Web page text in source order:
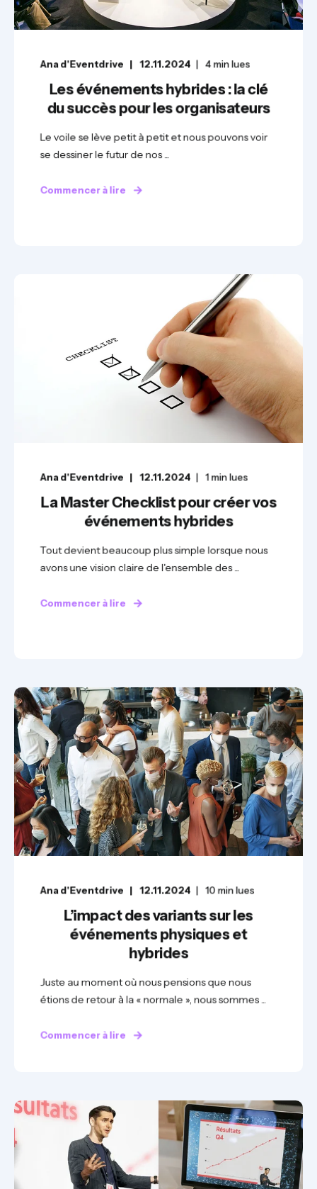
Ana d'Eventdrive 12.11.2024 4min lues
Les événements hybrides : la clé
du succès pour les organisateurs
Le voile se lève petit à petit et nous pouvons voir
se dessiner le futur de nos ...
Commencer à lire
Ana d'Eventdrive 12.11.2024 1min lues
La Master Checklist pour créer vos
événements hybrides
Tout devient beaucoup plus simple lorsque nous
avons une vision claire de l'ensemble des ...
Commencer à lire
Ana d'Eventdrive 12.11.2024 10 min lues
L’impact des variants sur les
événements physiques et
hybrides
Juste au moment où nous pensions que nous
étions de retour à la « normale », nous sommes ...
Commencer à lire